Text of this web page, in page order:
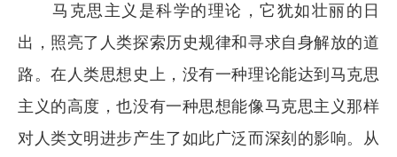
马克思主义是科学的理论，它犹如壮丽的日
出，照亮了人类探索历史规律和寻求自身解放的道
路。在人类思想史上，没有一种理论能达到马克思
主义的高度，也没有一种思想能像马克思主义那样
对人类文明进步产生了如此广泛而深刻的影响。从